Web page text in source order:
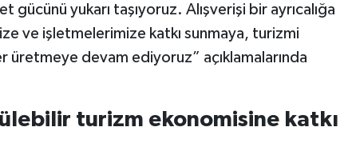
gücünü yukarı taşıyoruz. Alışverişi bir ayrıcalığa
ve işletmelerimize katkı sunmaya, turizmi
devam ediyoruz” açıklamalarında
turizm ekonomisine katkı